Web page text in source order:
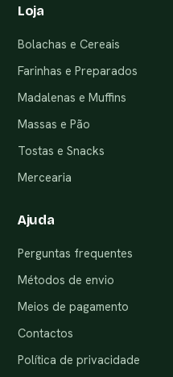
Loja
Bolachas e Cereais
Farinhas e Preparados
Madalenas e Muffins
Massas e Pão
Tostas e Snacks
Mercearia
Ajuda
Perguntas frequentes
Métodos de envio
Meios de pagamento
Contactos
Política de privacidade